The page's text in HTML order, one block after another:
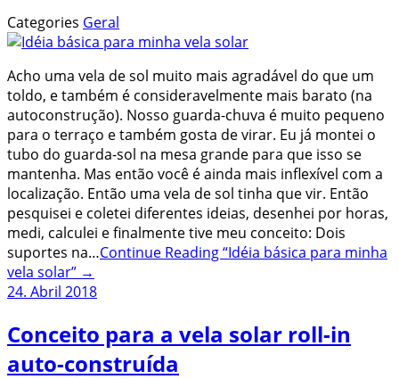
Categories Geral
Acho uma vela de sol muito mais agradável do que um
toldo, e também é consideravelmente mais barato (na
autoconstrução). Nosso guarda-chuva é muito pequeno
para o terraço e também gosta de virar. Eu já montei o
tubo do guarda-sol na mesa grande para que isso se
mantenha. Mas então você é ainda mais inflexível com a
localização. Então uma vela de sol tinha que vir. Então
pesquisei e coletei diferentes ideias, desenhei por horas,
medi, calculei e finalmente tive meu conceito: Dois
suportes na…Continue Reading“Idéia básica para minha
vela solar” →
24. Abril 2018
Conceito para a vela solar roll-in
auto-construída